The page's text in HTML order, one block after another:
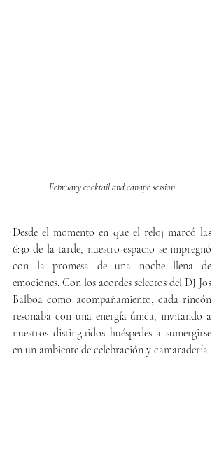
February cocktail and canapé session
Desde el momento en que el reloj marcó las
6:30 de la tarde, nuestro espacio se impregnó
con la promesa de una noche llena de
emociones. Con los acordes selectos del DJ Jos
Balboa como acompañamiento, cada rincón
resonaba con una energía única, invitando a
nuestros distinguidos huéspedes a sumergirse
en un ambiente de celebración y camaradería.